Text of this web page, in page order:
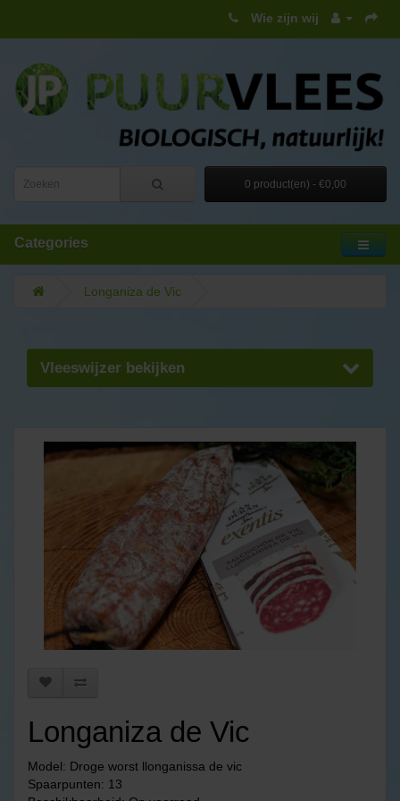
Wie zijn wij
0 product(en) - €0,00
Categories
Longaniza de Vic
Vleeswijzer bekijken
Longaniza de Vic
Model: Droge worst llonganissa de vic
Spaarpunten: 13